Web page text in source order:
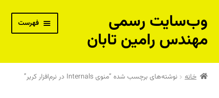
پرش
به
ناوبری
پرش
به
محتوا
وب‌سایت رسمی
مهندس رامین تابان
فهرست
بسته‌های آموزش از راه دور
خانه نوشته‌های برچسب شده “منوی Internals در نرم‌افزار کریر”